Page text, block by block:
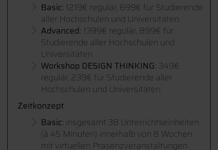
Basic: 1219€ regulär, 699€ für Studierende
aller Hochschulen und Universitäten
Advanced: 1399€ regulär, 899€ für
Studierende aller Hochschulen und
Universitäten
Workshop DESIGN THINKING: 349€
regulär, 239€ für Studierende aller
Hochschulen und Universitäten
Zeitkonzept
Basic: insgesamt 38 Unterrichtseinheiten
(à 45 Minuten) innerhalb von 8 Wochen
mit virtuellen Präsenzveranstaltungen